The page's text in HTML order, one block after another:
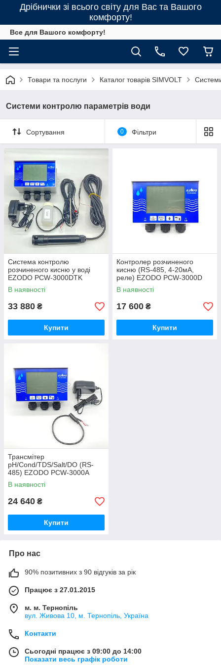
Дрібнички зі всього світу для Вас та Вашого
комфорту!
Все для Вашого комфорту!
Товари та послуги Каталог товарів SIMVOLT
Системи контролю параметрів води
Сортування 0 Фільтри
Система контролю
розчиненого кисню у воді
EZODO PCW-3000DTK
В наявності
33 880 ₴
Купити
Контролер розчиненого
кисню (RS-485, 4-20мА,
реле) EZODO PCW-3000D
В наявності
17 600 ₴
Купити
Трансмітер
pH/Cond/TDS/Salt/DO (RS-
485) EZODO PCW-3000A
В наявності
24 640 ₴
Купити
Про нас
90% позитивних з 90 відгуків за рік
Працює з 27.01.2015
м. м. Тернопіль
вул. Живова 10, м. Тернопіль, Україна
Контакти
Сьогодні працює з 09:00 до 14:00
Показати весь графік роботи